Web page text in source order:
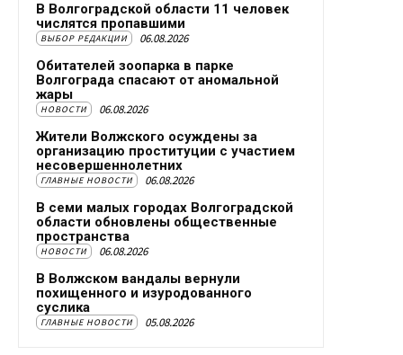
В Волгоградской области 11 человек
числятся пропавшими
ВЫБОР РЕДАКЦИИ 06.08.2026
Обитателей зоопарка в парке
Волгограда спасают от аномальной
жары
НОВОСТИ 06.08.2026
Жители Волжского осуждены за
организацию проституции с участием
несовершеннолетних
ГЛАВНЫЕ НОВОСТИ 06.08.2026
В семи малых городах Волгоградской
области обновлены общественные
пространства
НОВОСТИ 06.08.2026
В Волжском вандалы вернули
похищенного и изуродованного
суслика
ГЛАВНЫЕ НОВОСТИ 05.08.2026